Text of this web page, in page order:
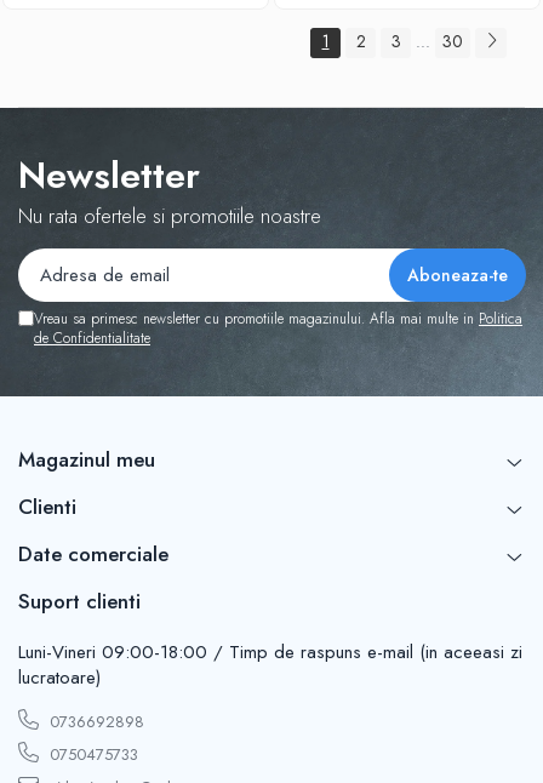
1 2 3 ... 30
Newsletter
Nu rata ofertele si promotiile noastre
Vreau sa primesc newsletter cu promotiile magazinului. Afla mai multe in Politica
de Confidentialitate
Magazinul meu
Clienti
Date comerciale
Suport clienti
Luni-Vineri 09:00-18:00 / Timp de raspuns e-mail (in aceeasi zi
lucratoare)
0736692898
0750475733